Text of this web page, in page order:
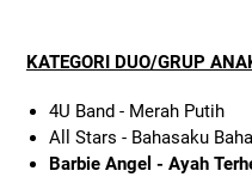
KATEGORI DUO/GRUP
4U Band - Merah Putih
All Stars - Bahasaku
Barbie Angel - Ayah